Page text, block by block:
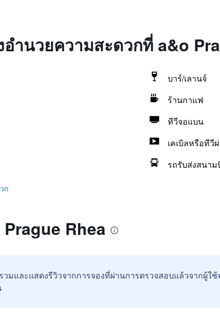
ำนวยความสะดวกที่ a&o
บาร์/เลานจ์
ร้านกาแฟ
ทีวีจอแบน
เคเบิลหรือทีวี
รถรับส่งสนา
ก
Rhea
วมและแสดงรีวิวจากการจองที่ผ่านการตรวจสอบแล้วจากผู้ใ